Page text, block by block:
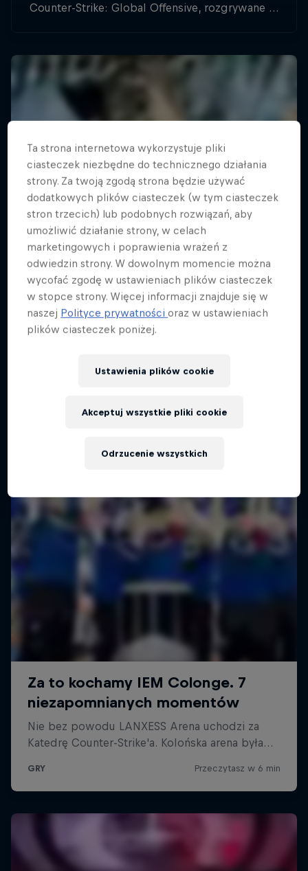
Counter-Strike: Global Offensive, rozgrywane w
Ta strona internetowa wykorzystuje pliki
ciasteczek niezbędne do technicznego działania
strony. Za twoją zgodą strona będzie używać
dodatkowych plików ciasteczek (w tym ciasteczek
stron trzecich) lub podobnych rozwiązań, aby
umożliwić działanie strony, w celach
marketingowych i poprawienia wrażeń z
odwiedzin strony. W dowolnym momencie można
wycofać zgodę w ustawieniach plików ciasteczek
w stopce strony. Więcej informacji znajduje się w
naszej Polityce prywatnościoraz w ustawieniach
plików ciasteczek poniżej.
Ustawienia plików cookie
Odrzucenie wszystkich
Akceptuj wszystkie pliki cookie